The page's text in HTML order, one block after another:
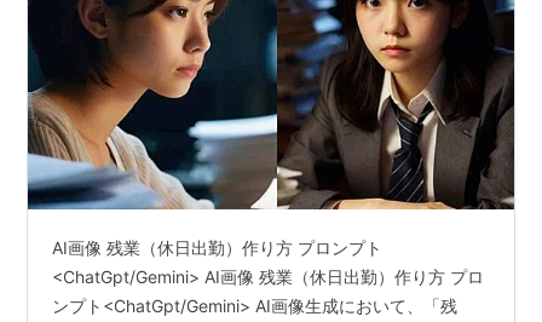
AI画像 残業（休日出勤）作り方 プロンプト
<ChatGpt/Gemini> AI画像 残業（休日出勤）作り方 プロ
ンプト<ChatGpt/Gemini> AI画像生成において、「残